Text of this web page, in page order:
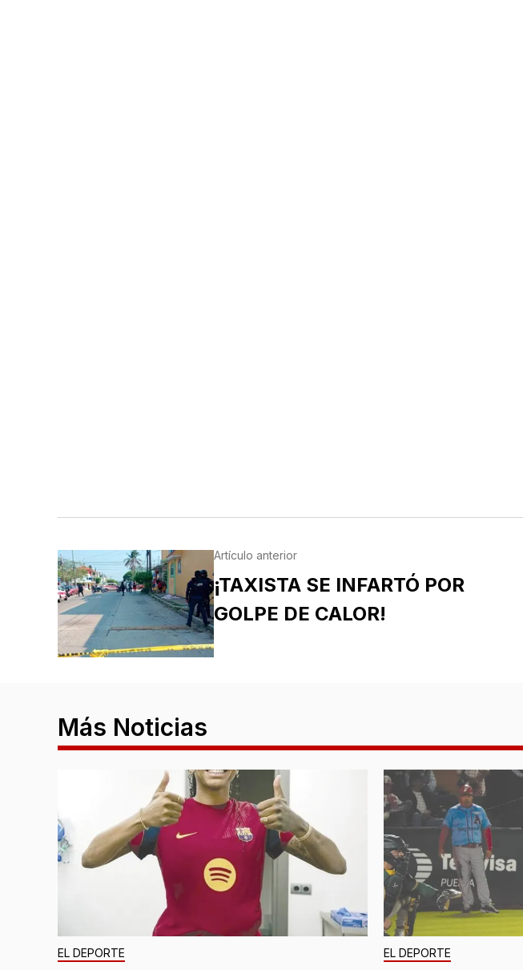
Artículo anterior
¡TAXISTA SE INFARTÓ POR
GOLPE DE CALOR!
Más Noticias
EL DEPORTE EL DEPORTE